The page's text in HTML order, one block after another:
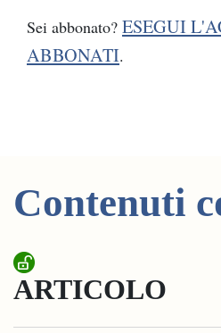
Sei abbonato? ESEGUI
ABBONATI.
Contenuti
ARTICOLO